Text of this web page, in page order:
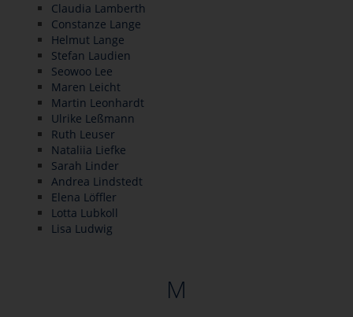
Claudia Lamberth
Constanze Lange
Helmut Lange
Stefan Laudien
Seowoo Lee
Maren Leicht
Martin Leonhardt
Ulrike Leßmann
Ruth Leuser
Nataliia Liefke
Sarah Linder
Andrea Lindstedt
Elena Löffler
Lotta Lubkoll
Lisa Ludwig
M